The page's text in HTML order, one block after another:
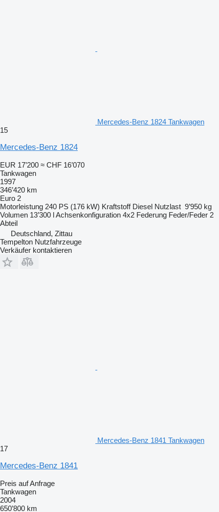
Mercedes-Benz 1824 Tankwagen
15
Mercedes-Benz 1824
EUR 17’200 ≈ CHF 16’070
Tankwagen
1997
346’420 km
Euro 2
Motorleistung 240 PS (176 kW) Kraftstoff Diesel Nutzlast 9’950 kg
Volumen 13’300 lAchsenkonfiguration 4x2 Federung Feder/Feder 2
Abteil
Deutschland, Zittau
Tempelton Nutzfahrzeuge
Verkäufer kontaktieren
Mercedes-Benz 1841 Tankwagen
17
Mercedes-Benz 1841
Preis auf Anfrage
Tankwagen
2004
650’800 km